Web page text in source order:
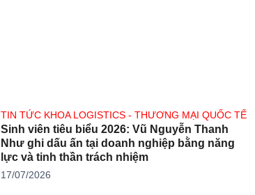
TIN TỨC KHOA LOGISTICS - THƯƠNG MẠI QUỐC TẾ
Sinh viên tiêu biểu 2026: Vũ Nguyễn Thanh
Như ghi dấu ấn tại doanh nghiệp bằng năng
lực và tinh thần trách nhiệm
17/07/2026